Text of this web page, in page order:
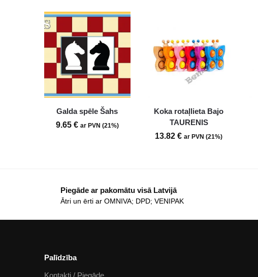
Galda spēle Šahs
9.65 € ar PVN (21%)
Koka rotaļlieta Bajo
TAURENIS
13.82€ ar PVN (21%)
Piegāde ar pakomātu visā Latvijā
Ātri un ērti ar OMNIVA; DPD; VENIPAK
Palīdzība
Kontakti / Piegāde